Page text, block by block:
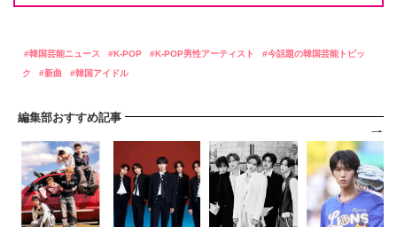
韓国芸能ニュース K-POP K-POP男性アーティスト
今話題の韓国芸能トピッ
ク
新曲 韓国アイドル
編集部おすすめ記事